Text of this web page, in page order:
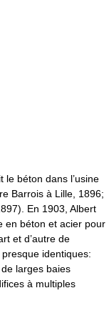
le béton dans l’usine
Barrois à Lille, 1896;
En 1903, Albert
en béton et acier pour
et d’autre de
identiques:
larges baies
à multiples